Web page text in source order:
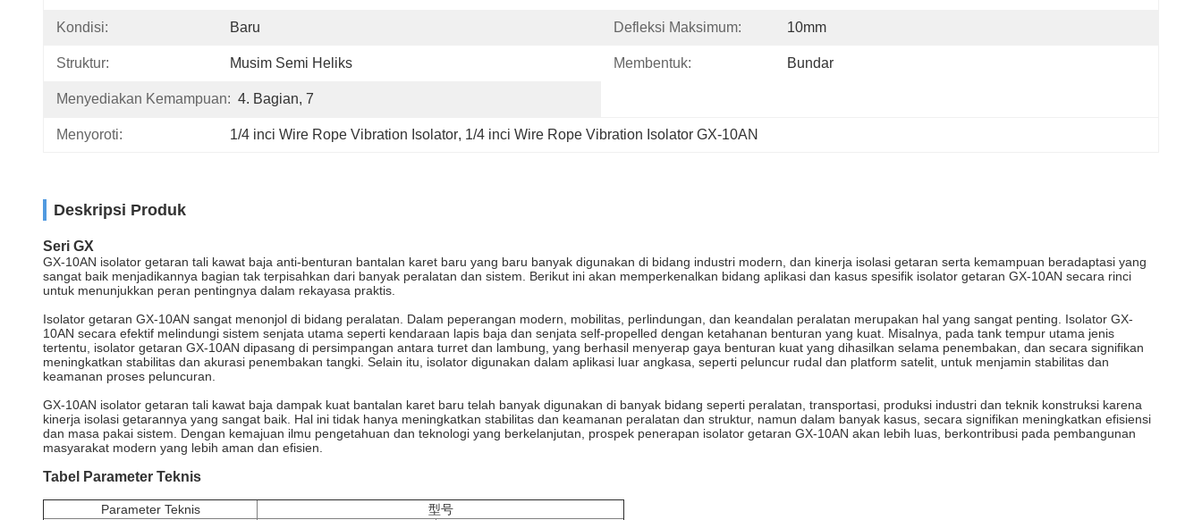
Kondisi: Baru Defleksi Maksimum: 10mm
Struktur: Musim Semi Heliks Membentuk: Bundar
Menyediakan Kemampuan: 4. Bagian, 7
Menyoroti: 1/4 inci Wire Rope Vibration Isolator, 1/4 inci Wire Rope Vibration Isolator GX-10AN
Deskripsi Produk
Seri GX
GX-10AN isolator getaran tali kawat baja anti-benturan bantalan karet baru yang baru banyak digunakan di bidang industri modern, dan kinerja isolasi getaran serta kemampuan beradaptasi yang
sangat baik menjadikannya bagian tak terpisahkan dari banyak peralatan dan sistem. Berikut ini akan memperkenalkan bidang aplikasi dan kasus spesifik isolator getaran GX-10AN secara rinci
untuk menunjukkan peran pentingnya dalam rekayasa praktis.
Isolator getaran GX-10AN sangat menonjol di bidang peralatan. Dalam peperangan modern, mobilitas, perlindungan, dan keandalan peralatan merupakan hal yang sangat penting. Isolator GX-
10AN secara efektif melindungi sistem senjata utama seperti kendaraan lapis baja dan senjata self-propelled dengan ketahanan benturan yang kuat. Misalnya, pada tank tempur utama jenis
tertentu, isolator getaran GX-10AN dipasang di persimpangan antara turret dan lambung, yang berhasil menyerap gaya benturan kuat yang dihasilkan selama penembakan, dan secara signifikan
meningkatkan stabilitas dan akurasi penembakan tangki. Selain itu, isolator digunakan dalam aplikasi luar angkasa, seperti peluncur rudal dan platform satelit, untuk menjamin stabilitas dan
keamanan proses peluncuran.
GX-10AN isolator getaran tali kawat baja dampak kuat bantalan karet baru telah banyak digunakan di banyak bidang seperti peralatan, transportasi, produksi industri dan teknik konstruksi karena
kinerja isolasi getarannya yang sangat baik. Hal ini tidak hanya meningkatkan stabilitas dan keamanan peralatan dan struktur, namun dalam banyak kasus, secara signifikan meningkatkan efisiensi
dan masa pakai sistem. Dengan kemajuan ilmu pengetahuan dan teknologi yang berkelanjutan, prospek penerapan isolator getaran GX-10AN akan lebih luas, berkontribusi pada pembangunan
masyarakat modern yang lebih aman dan efisien.
Tabel Parameter Teknis
Parameter Teknis
型号